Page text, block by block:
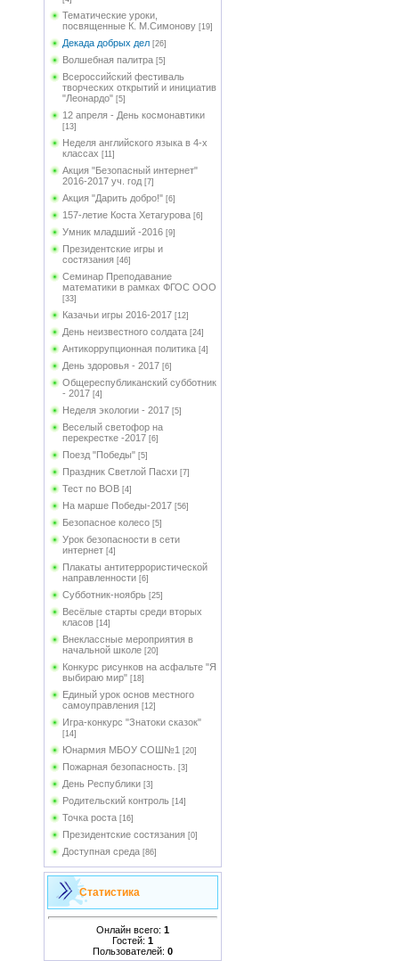
Тематические уроки,
посвященные К. М.Симонову [19]
Декада добрых дел [26]
Волшебная палитра [5]
Всероссийский фестиваль
творческих открытий и инициатив
"Леонардо" [5]
12 апреля - День космонавтики
[13]
Неделя английского языка в 4-х
классах [11]
Акция "Безопасный интернет"
2016-2017 уч. год [7]
Акция "Дарить добро!" [6]
157-летие Коста Хетагурова [6]
Умник младший -2016 [9]
Президентские игры и
состязания [46]
Семинар Преподавание
математики в рамках ФГОС ООО
[33]
Казачьи игры 2016-2017 [12]
День неизвестного солдата [24]
Антикоррупционная политика [4]
День здоровья - 2017 [6]
Общереспубликанский субботник
- 2017 [4]
Неделя экологии - 2017 [5]
Веселый светофор на
перекрестке -2017 [6]
Поезд "Победы" [5]
Праздник Светлой Пасхи [7]
Тест по ВОВ [4]
На марше Победы-2017 [56]
Безопасное колесо [5]
Урок безопасности в сети
интернет [4]
Плакаты антитеррористической
направленности [6]
Субботник-ноябрь [25]
Весёлые старты среди вторых
класов [14]
Внеклассные мероприятия в
начальной школе [20]
Конкурс рисунков на асфальте "Я
выбираю мир" [18]
Единый урок основ местного
самоуправления [12]
Игра-конкурс "Знатоки сказок"
[14]
Юнармия МБОУ СОШ№1 [20]
Пожарная безопасность. [3]
День Республики [3]
Родительский контроль [14]
Точка роста [16]
Президентские состязания [0]
Доступная среда [86]
Статистика
Онлайн всего: 1
Гостей: 1
Пользователей: 0